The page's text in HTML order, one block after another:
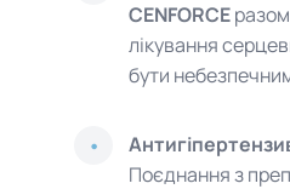
CENFORCE
лікування
бути
Поєднання з